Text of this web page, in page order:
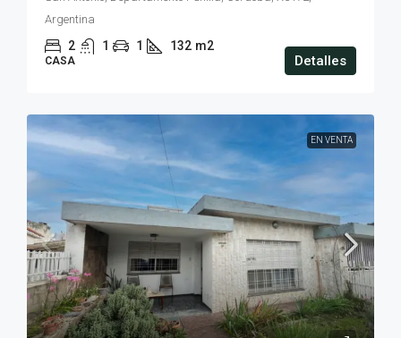
Argentina
2 1 1 132 m2
CASA Detalles
EN VENTA